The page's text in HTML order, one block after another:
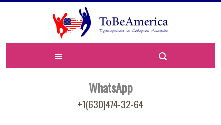
WhatsApp
+1(630)474-32-64